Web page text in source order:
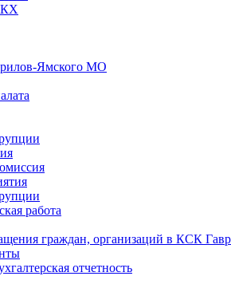
Ямского МО
работа
граждан, организаций в КСК
отчетность